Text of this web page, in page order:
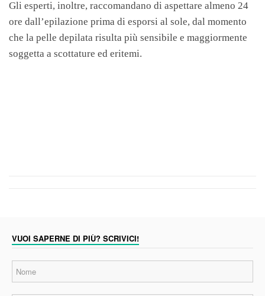
Gli esperti, inoltre, raccomandano di aspettare almeno 24
ore dall’epilazione prima di esporsi al sole, dal momento
che la pelle depilata risulta più sensibile e maggiormente
soggetta a scottature ed eritemi.
VUOI SAPERNE DI PIÙ? SCRIVICI!